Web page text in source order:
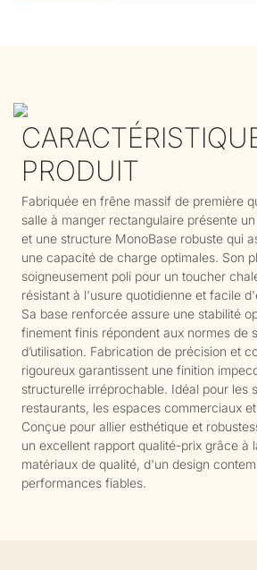
PRODUIT
Fabriquée en frêne massif de première
salle à manger rectangulaire présente
et une structure MonoBase robuste qui
une capacité de charge optimales. Son
soigneusement poli pour un toucher
résistant à l'usure quotidienne et facile
Sa base renforcée assure une stabilité
finement finis répondent aux normes de
d’utilisation. Fabrication de précision et
rigoureux garantissent une finition
structurelle irréprochable. Idéal pour les
restaurants, les espaces commerciaux
Conçue pour allier esthétique et
un excellent rapport qualité-prix grâce à
matériaux de qualité, d'un design
performances fiables.